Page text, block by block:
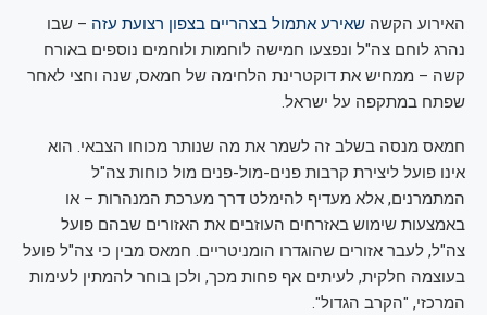
האירוע הקשה שאירע אתמול בצהריים בצפון רצועת עזה – שבו
נהרג לוחם צה"ל ונפצעו חמישה לוחמות ולוחמים נוספים באורח
קשה – ממחיש את דוקטרינת הלחימה של חמאס, שנה וחצי לאחר
שפתח במתקפה על ישראל.
חמאס מנסה בשלב זה לשמר את מה שנותר מכוחו הצבאי. הוא
אינו פועל ליצירת קרבות פנים-מול-פנים מול כוחות צה"ל
המתמרנים, אלא מעדיף להימלט דרך מערכת המנהרות – או
באמצעות שימוש באזרחים העוזבים את האזורים שבהם פועל
צה"ל, לעבר אזורים שהוגדרו הומניטריים. חמאס מבין כי צה"ל פועל
בעוצמה חלקית, לעיתים אף פחות מכך, ולכן בוחר להמתין לעימות
המרכזי, "הקרב הגדול".